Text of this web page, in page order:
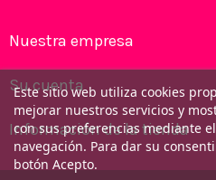
Nuestra empresa
Su cuenta
Información de la tienda
Este sitio web utiliza cookies
mejorar nuestros servicios y
con sus preferencias mediante
navegación. Para dar su
botón Acepto.